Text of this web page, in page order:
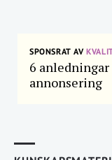
SPONSRAT AV
6
annonsering